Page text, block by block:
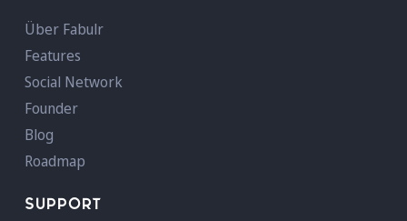
Über Fabulr
Features
Social Network
Founder
Blog
Roadmap
SUPPORT